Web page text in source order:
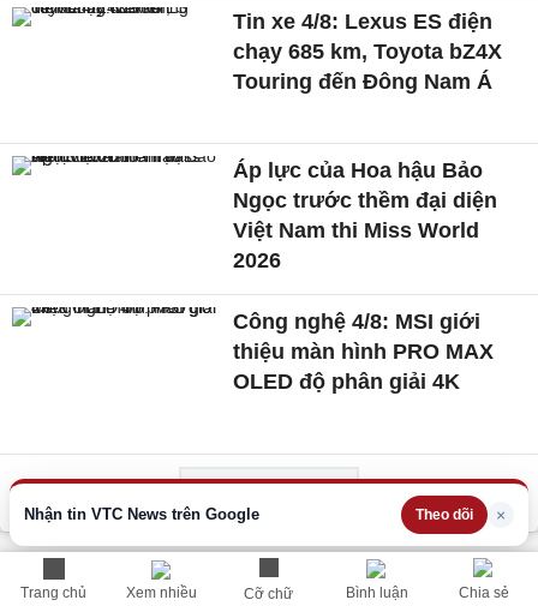
Trang chủ Xem nhiều Cỡ chữ Bình luận Chia sẻ
Nhận tin VTC News trên Google Theo dõi ×
Tin xe 4/8: Lexus ES điện
chạy 685 km, Toyota bZ4X
Touring đến Đông Nam Á
Áp lực của Hoa hậu Bảo
Ngọc trước thềm đại diện
Việt Nam thi Miss World
2026
Công nghệ 4/8: MSI giới
thiệu màn hình PRO MAX
OLED độ phân giải 4K
THÔNG TIN HỮU ÍCH